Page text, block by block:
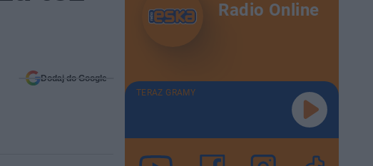
Dodaj do Google
Radio Online
TERAZ GRAMY